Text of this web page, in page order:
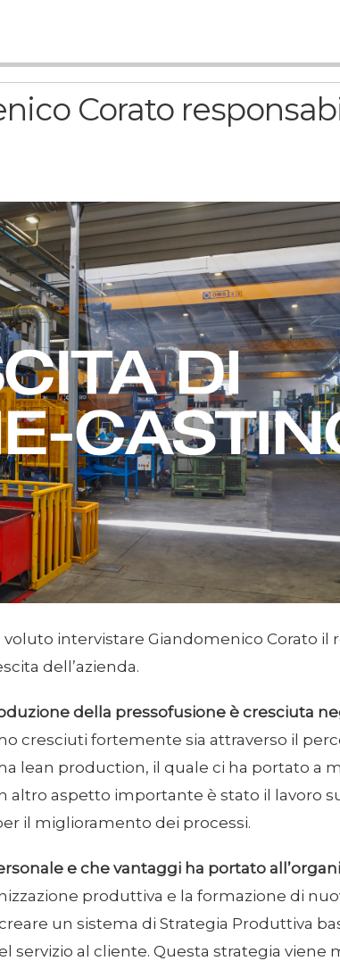
Corato
intervistare Giandomenico Corato il
dell’azienda.
della pressofusione è cresciuta
cresciuti fortemente sia attraverso il
lean production, il quale ci ha portato a
altro aspetto importante è stato il lavoro
il miglioramento dei processi.
e che vantaggi ha portato
produttiva e la formazione di
un sistema di Strategia Produttiva
al cliente. Questa strategia